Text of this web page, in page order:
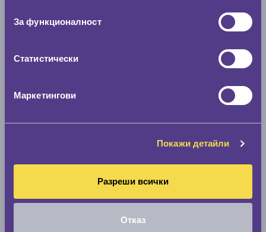
За функционалност
Статистически
Маркетингови
Покажи детайли
Разреши всички
Отказ
Скоростомер при 100